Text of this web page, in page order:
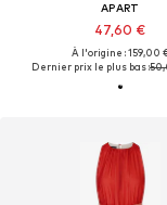
APART
47,60 €
À l'origine : 159,00
Dernier prix le plus bas :